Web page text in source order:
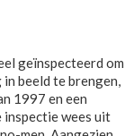
geïnspecteerd om
beeld te brengen,
1997 en een
inspectie wees uit